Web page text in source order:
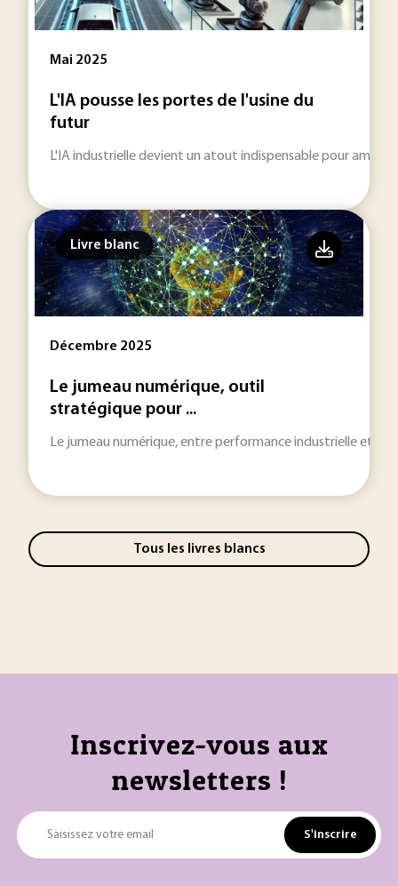
Mai 2025
L'IA pousse les portes de l'usine du
futur
L'IA industrielle devient un atout indispensable pour
Livre blanc
Décembre 2025
Le jumeau numérique, outil
stratégique pour ...
Le jumeau numérique, entre performance industrielle et
Tous les livres blancs
Inscrivez-vous aux
newsletters !
Saisissez votre email S'inscrire